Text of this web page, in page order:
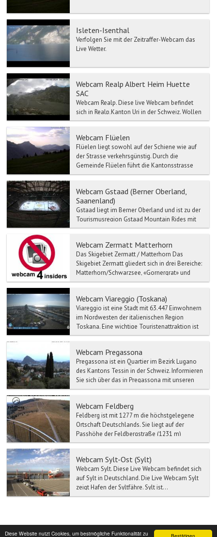
Diese Website nutzt Cookies, um bestmögliche Funktionalität zu
Isleten-Isenthal
Verfolgen Sie mit der Zeitraffer-Webcam das
Live Wetter.
Webcam Realp Albert Heim Huette
SAC
Webcam Realp. Diese live Webcam befindet
sich in Realp,Kanton Uri in der Schweiz. Wollen
Sie wissen wie heute das in Realp ist...
Webcam Flüelen
Flüelen liegt sowohl auf der Schiene wie auf
der Strasse verkehrsgünstig. Durch die
Gemeinde Flüelen führt die Kantonsstrasse
von Brunnen zum Gotth...
Webcam Gstaad (Berner Oberland,
Saanenland)
Gstaad liegt im Berner Oberland und ist zu der
Tourismusregion Gstaad Mountain Rides mit
Zweisimmen, Saanen, Schönried etc.
Webcam Zermatt Matterhorn
Das Skigebiet Zermatt / Matterhorn Das
Skigebiet Zermatt gliedert sich in drei Bereiche:
Matterhorn/Schwarzsee, «Gornergrat» und
Sunegga Rothorn. ...
Webcam Viareggio (Toskana)
Viareggio ist eine Stadt mit 63.447 Einwohnern
im Nordwesten der italienischen Region
Toskana. Eine wichtige Touristenattraktion ist
der Karneval, ...
Webcam Pregassona
Pregassona ist ein Quartier im Bezirk Lugano
des Kantons Tessin in der Schweiz. Informieren
Sie sich über das in Pregassona mit unseren
Wett...
Webcam Feldberg
Feldberg ist mit 1277 m die höchstgelegene
Ortschaft Deutschlands. Sie liegt auf der
Passhöhe der Feldbergstraße (1231 m)
zwischen dem Wiesental im...
Webcam Sylt-Ost (Sylt)
Webcam Sylt. Diese Live Webcam befindet sich
auf Sylt in Deutschland. Die Live Webcam Sylt
zeigt Hafen der Syltfähre. Sylt ist...